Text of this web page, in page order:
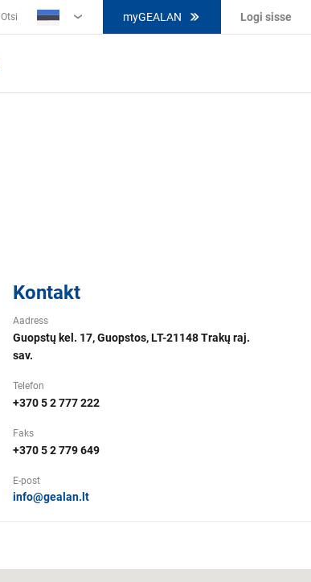
Otsi
EE
myGEALAN Logi sisse
Kontakt
Aadress
Guopstų kel. 17, Guopstos, LT-21148 Trakų raj.
sav.
Telefon
+370 5 2 777 222
Faks
+370 5 2 779 649
E-post
info@gealan.lt